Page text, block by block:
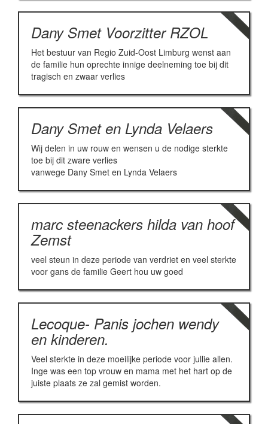
Dany Smet Voorzitter RZOL
Het bestuur van Regio Zuid-Oost Limburg wenst aan
de familie hun oprechte innige deelneming toe bij dit
tragisch en zwaar verlies
Dany Smet en Lynda Velaers
Wij delen in uw rouw en wensen u de nodige sterkte
toe bij dit zware verlies
vanwege Dany Smet en Lynda Velaers
marc steenackers hilda van hoof
Zemst
veel steun in deze periode van verdriet en veel sterkte
voor gans de familie Geert hou uw goed
Lecoque- Panis jochen wendy
en kinderen.
Veel sterkte in deze moeilijke periode voor jullie allen.
Inge was een top vrouw en mama met het hart op de
juiste plaats ze zal gemist worden.